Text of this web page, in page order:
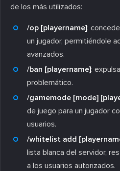
de los más utilizados:
/op [playername]:
un jugador, permitiéndole
avanzados.
/ban [playername]:
problemático.
/gamemode [mode]
de juego para un jugador
usuarios.
/whitelist add
lista blanca del servidor,
a los usuarios autorizados.